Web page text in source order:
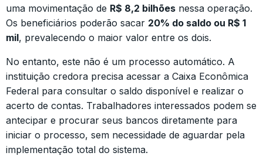
uma movimentação de R$ 8,2 bilhões nessa operação.
Os beneficiários poderão sacar 20% do saldo ou R$ 1
mil, prevalecendo o maior valor entre os dois.
No entanto, este não é um processo automático. A
instituição credora precisa acessar a Caixa Econômica
Federal para consultar o saldo disponível e realizar o
acerto de contas. Trabalhadores interessados podem se
antecipar e procurar seus bancos diretamente para
iniciar o processo, sem necessidade de aguardar pela
implementação total do sistema.